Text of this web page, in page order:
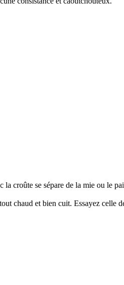
croûte se sépare de la mie ou le
chaud et bien cuit. Essayez celle